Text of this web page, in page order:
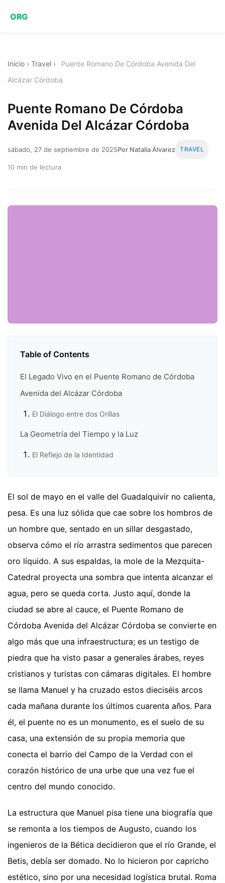
ORG
Inicio › Travel ›
Puente Romano De Córdoba Avenida Del
Alcázar Córdoba
Puente Romano De Córdoba
Avenida Del Alcázar Córdoba
sábado, 27 de septiembre de 2025Por Natalia Álvarez TRAVEL
10 min de lectura
Table of Contents
El Legado Vivo en el Puente Romano de Córdoba
Avenida del Alcázar Córdoba
El Diálogo entre dos Orillas
La Geometría del Tiempo y la Luz
El Reflejo de la Identidad
El sol de mayo en el valle del Guadalquivir no calienta,
pesa. Es una luz sólida que cae sobre los hombros de
un hombre que, sentado en un sillar desgastado,
observa cómo el río arrastra sedimentos que parecen
oro líquido. A sus espaldas, la mole de la Mezquita-
Catedral proyecta una sombra que intenta alcanzar el
agua, pero se queda corta. Justo aquí, donde la
ciudad se abre al cauce, el Puente Romano de
Córdoba Avenida del Alcázar Córdoba se convierte en
algo más que una infraestructura; es un testigo de
piedra que ha visto pasar a generales árabes, reyes
cristianos y turistas con cámaras digitales. El hombre
se llama Manuel y ha cruzado estos dieciséis arcos
cada mañana durante los últimos cuarenta años. Para
él, el puente no es un monumento, es el suelo de su
casa, una extensión de su propia memoria que
conecta el barrio del Campo de la Verdad con el
corazón histórico de una urbe que una vez fue el
centro del mundo conocido.
La estructura que Manuel pisa tiene una biografía que
se remonta a los tiempos de Augusto, cuando los
ingenieros de la Bética decidieron que el río Grande, el
Betis, debía ser domado. No lo hicieron por capricho
estético, sino por una necesidad logística brutal. Roma